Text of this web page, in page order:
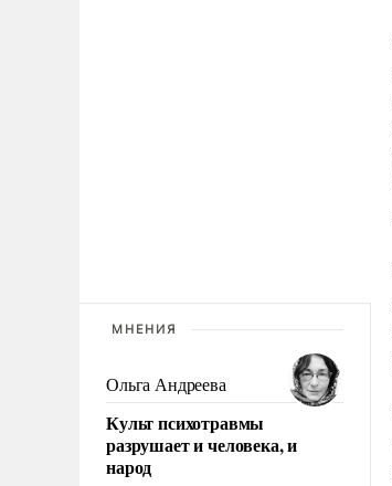
МНЕНИЯ
Ольга Андреева
Культ психотравмы
разрушает и человека, и
народ